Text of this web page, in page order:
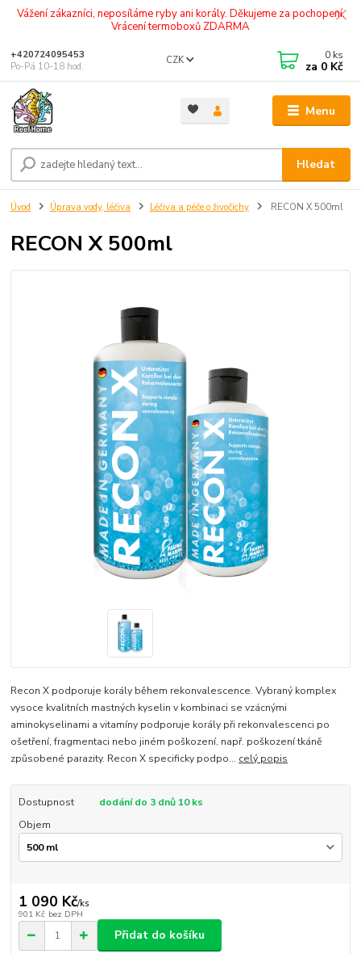
Vážení zákazníci, neposíláme ryby ani korály. Děkujeme za pochopení.
Vrácení termoboxů ZDARMA
Menu
CZK
Hledat
+420724095453
Po-Pá 10-18 hod.
0 ks
za 0 Kč
Úvod Úprava vody, léčiva Léčiva a péče o živočichy RECON X 500ml
RECON X 500ml
Recon X podporuje korály během rekonvalescence. Vybraný komplex
vysoce kvalitních mastných kyselin v kombinaci se vzácnými
aminokyselinami a vitamíny podporuje korály při rekonvalescenci po
ošetření, fragmentaci nebo jiném poškození, např. poškození tkáně
způsobené parazity. Recon X specificky podpo... celý popis
Dostupnost
dodání do 3 dnů 10 ks
Objem
1 090 Kč/ks
901 Kč bez DPH
Přidat do košíku